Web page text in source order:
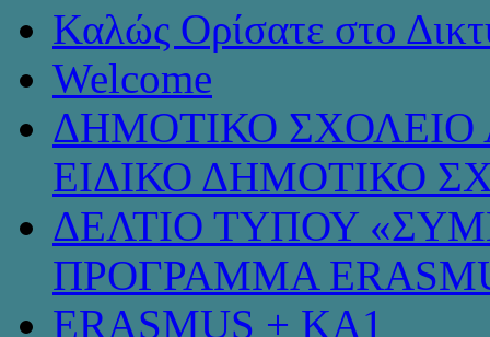
Καλώς Ορίσατε στο
Welcome
ΔΗΜΟΤΙΚΟ ΣΧΟΛΕΙΟ
ΕΙΔΙΚΟ ΔΗΜΟΤΙΚΟ
ΔΕΛΤΙΟ ΤΥΠΟΥ
ΠΡΟΓΡΑΜΜΑ
ERASMUS + KA1